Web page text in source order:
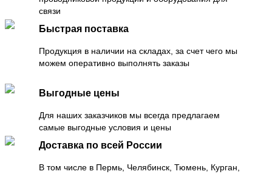
связи
Быстрая поставка
Продукция в наличии на складах, за счет чего мы
можем оперативно выполнять заказы
Выгодные цены
Для наших заказчиков мы всегда предлагаем
самые выгодные условия и цены
Доставка по всей России
В том числе в Пермь, Челябинск, Тюмень, Курган,